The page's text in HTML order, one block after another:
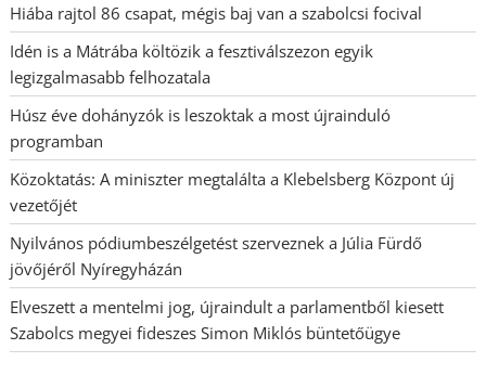
Hiába rajtol 86 csapat, mégis baj van a szabolcsi focival
Idén is a Mátrába költözik a fesztiválszezon egyik
legizgalmasabb felhozatala
Húsz éve dohányzók is leszoktak a most újrainduló
programban
Közoktatás: A miniszter megtalálta a Klebelsberg Központ új
vezetőjét
Nyilvános pódiumbeszélgetést szerveznek a Júlia Fürdő
jövőjéről Nyíregyházán
Elveszett a mentelmi jog, újraindult a parlamentből kiesett
Szabolcs megyei fideszes Simon Miklós büntetőügye